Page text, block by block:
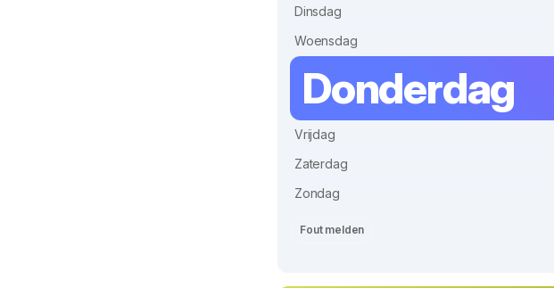
Dinsdag
Woensdag
Donderdag
Vrijdag
Zaterdag
Zondag
Fout melden